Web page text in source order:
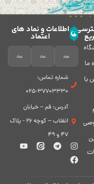
ما
با
اطلاعات و نماد های
اعتماد
شماره تماس:
37703330-025
آدرس: قم – خیابان
انقلاب – کوچه 26 - پلاک
47 و 49